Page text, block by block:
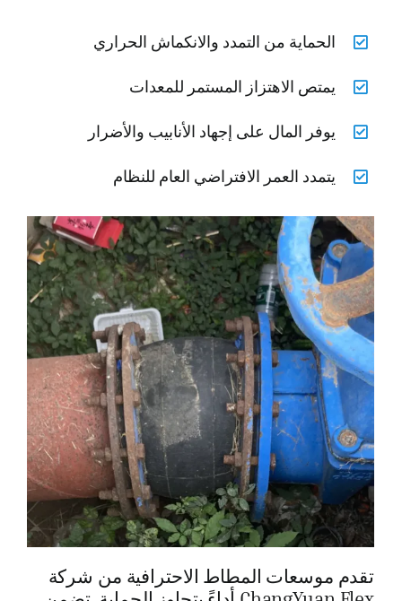
الحماية من التمدد والانكماش الحراري
يمتص الاهتزاز المستمر للمعدات
يوفر المال على إجهاد الأنابيب والأضرار
يتمدد العمر الافتراضي العام للنظام
تقدم موسعات المطاط الاحترافية من شركة